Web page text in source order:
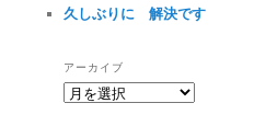
久しぶりに 解決です
アーカイブ
ア